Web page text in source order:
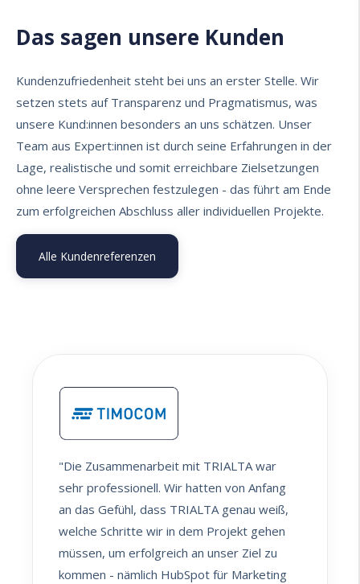
Das sagen unsere Kunden
Kundenzufriedenheit steht bei uns an erster Stelle. Wir
setzen stets auf Transparenz und Pragmatismus, was
unsere Kund:innen besonders an uns schätzen. Unser
Team aus Expert:innen ist durch seine Erfahrungen in der
Lage, realistische und somit erreichbare Zielsetzungen
ohne leere Versprechen festzulegen - das führt am Ende
zum erfolgreichen Abschluss aller individuellen Projekte.
Alle Kundenreferenzen
"Die Zusammenarbeit mit TRIALTA war
sehr professionell. Wir hatten von Anfang
an das Gefühl, dass TRIALTA genau weiß,
welche Schritte wir in dem Projekt gehen
müssen, um erfolgreich an unser Ziel zu
kommen - nämlich HubSpot für Marketing